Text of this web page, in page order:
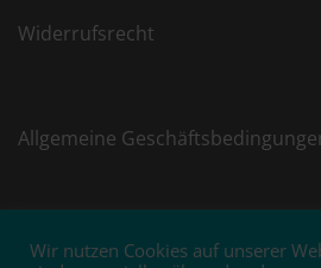
Widerrufsrecht
Allgemeine
Wir nutzen Cookies auf unserer